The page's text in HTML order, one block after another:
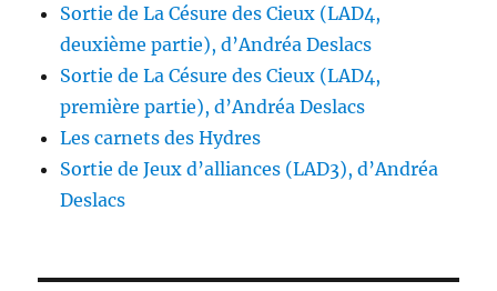
Sortie de La Césure des Cieux (LAD4,
deuxième partie), d’Andréa Deslacs
Sortie de La Césure des Cieux (LAD4,
première partie), d’Andréa Deslacs
Les carnets des Hydres
Sortie de Jeux d’alliances (LAD3), d’Andréa
Deslacs